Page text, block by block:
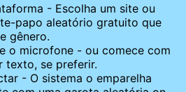
- Escolha um site ou
papo aleatório gratuito que
gênero.
o microfone - ou comece com
texto, se preferir.
- O sistema o emparelha